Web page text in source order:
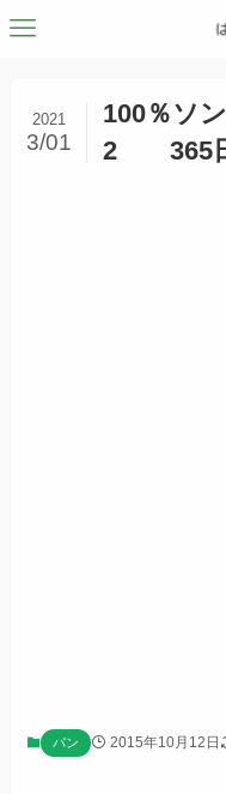
100％ソ
2 365日(
2021
3/01
パン 2015年10月12日